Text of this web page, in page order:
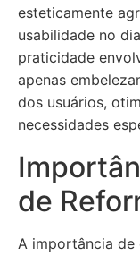
esteticamente
usabilidade no
praticidade
apenas
dos usuários,
necessidades
de
A importância de